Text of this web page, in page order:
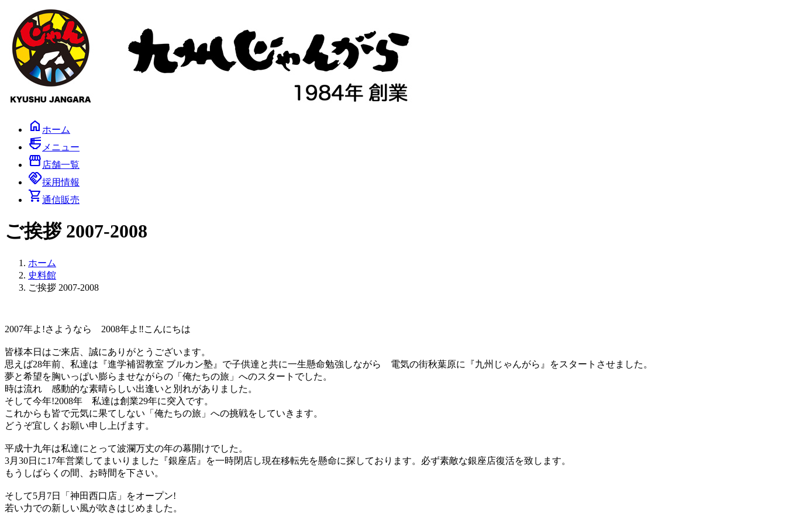
ン
ツ
キ
ー
シ
に
home ホーム
ramen_dining メニュー
storefront 店舗一覧
handshake採用情報
shopping_cart通信販売
ご挨拶 2007-2008
ホーム
史料館
ご挨拶 2007-2008
2007年よ!さようなら 2008年よ‼︎こんにちは
皆様本日はご来店、誠にありがとうございます。
思えば28年前、私達は『進学補習教室 ブルカン塾』で子供達と共に一生懸命勉強しながら 電気の街秋葉原に『九州じゃんがら』をスタートさせました。
夢と希望を胸いっぱい膨らませながらの「俺たちの旅」へのスタートでした。
時は流れ 感動的な素晴らしい出逢いと別れがありました。
そして今年!2008年 私達は創業29年に突入です。
これからも皆で元気に果てしない「俺たちの旅」への挑戦をしていきます。
どうぞ宜しくお願い申し上げます。
平成十九年は私達にとって波瀾万丈の年の幕開けでした。
3月30日に17年営業してまいりました『銀座店』を一時閉店し現在移転先を懸命に探しております。必ず素敵な銀座店復活を致します。
もうしばらくの間、お時間を下さい。
そして5月7日「神田西口店」をオープン!
若い力での新しい風が吹きはじめました。